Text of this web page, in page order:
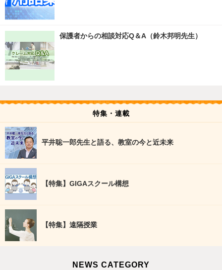
保護者からの相談対応Q＆A（鈴木邦明先生）
特集・連載
平井聡一郎先生と語る、教室の今と近未来
【特集】GIGAスクール構想
【特集】遠隔授業
NEWS CATEGORY